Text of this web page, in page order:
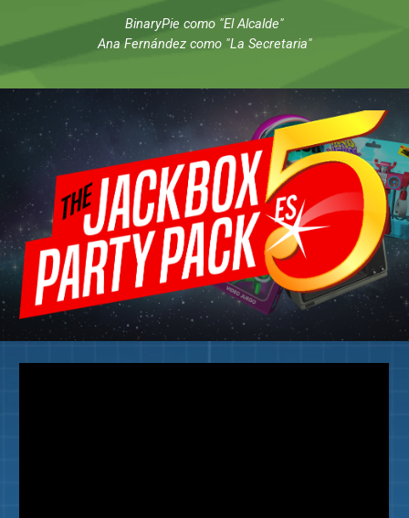
BinaryPie como "El Alcalde"
Ana Fernández como "La Secretaria"